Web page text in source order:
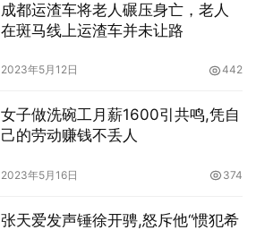
成都运渣车将老人碾压身亡，老人
在斑马线上运渣车并未让路
2023年5月12日 442
女子做洗碗工月薪1600引共鸣,凭自
己的劳动赚钱不丢人
2023年5月16日 374
张天爱发声锤徐开骋,怒斥他“惯犯希